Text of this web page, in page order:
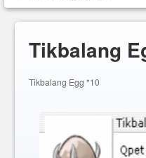
Tikbalang
Tikbalang Egg *10